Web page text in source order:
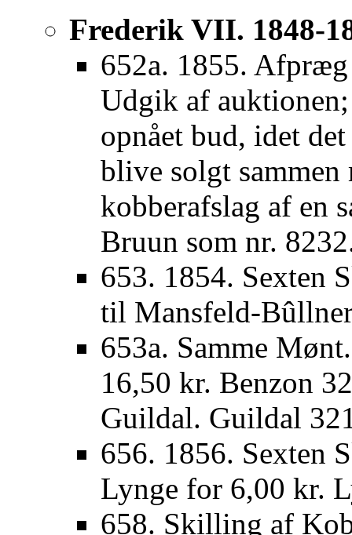
Frederik VII. 1848-
652a. 1855.
Udgik af
opnået bud, idet
blive solgt sammen
kobberafslag af en
Bruun som nr.
653. 1854. Sexten
til Mansfeld-
653a. Samme
16,50 kr. Benzon
Guildal. Guildal
656. 1856. Sexten
Lynge for 6,00 kr.
658. Skilling af